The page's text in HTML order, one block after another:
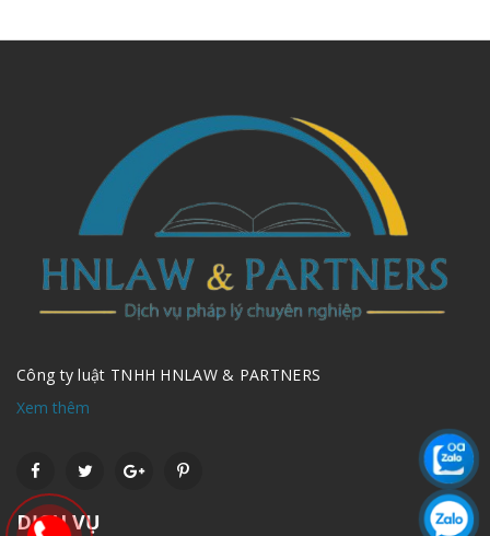
Công ty luật TNHH HNLAW & PARTNERS
Xem thêm
DỊCH VỤ